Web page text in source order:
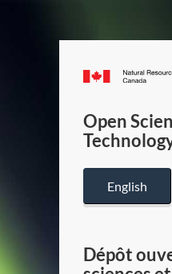
Open
English
Dépôt